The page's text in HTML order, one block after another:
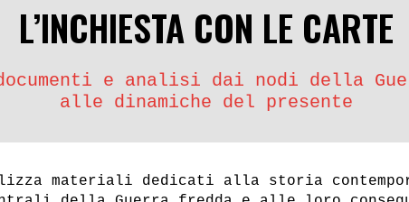
L’INCHIESTA CON LE CARTE
e analisi dai nodi della
alle dinamiche del presente
materiali dedicati alla storia